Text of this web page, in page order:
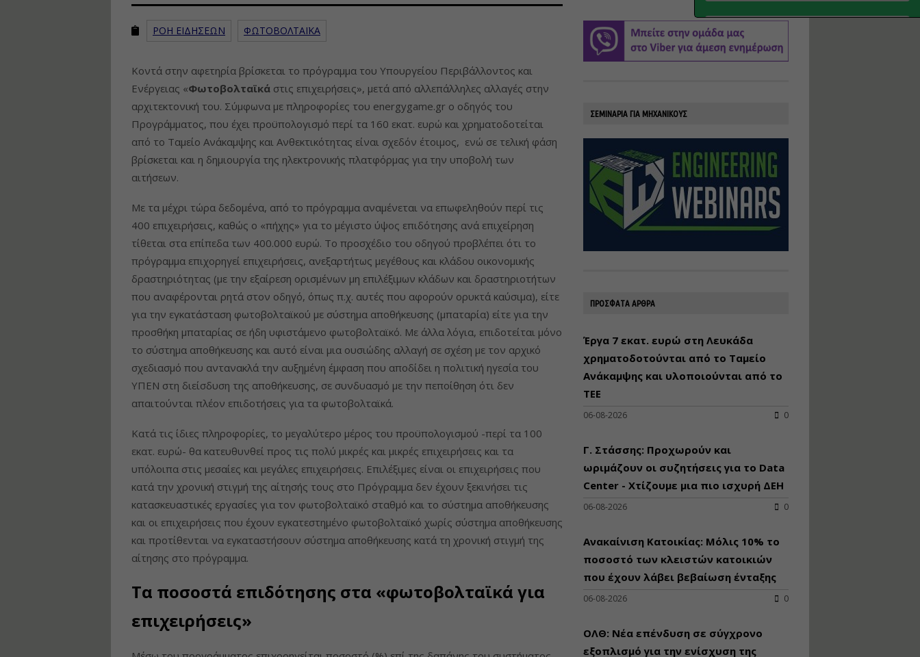
ΡΟΗ ΕΙΔΗΣΕΩΝ ΦΩΤΟΒΟΛΤΑΪΚΑ
Κοντά στην αφετηρία βρίσκεται το πρόγραμμα του Υπουργείου Περιβάλλοντος και
Ενέργειας «Φωτοβολταϊκά στις επιχειρήσεις», μετά από αλλεπάλληλες αλλαγές στην
αρχιτεκτονική του. Σύμφωνα με πληροφορίες του energygame.gr ο οδηγός του
Προγράμματος, που έχει προϋπολογισμό περί τα 160 εκατ. ευρώ και χρηματοδοτείται
από το Ταμείο Ανάκαμψης και Ανθεκτικότητας είναι σχεδόν έτοιμος, ενώ σε τελική φάση
βρίσκεται και η δημιουργία της ηλεκτρονικής πλατφόρμας για την υποβολή των
αιτήσεων.
Με τα μέχρι τώρα δεδομένα, από το πρόγραμμα αναμένεται να επωφεληθούν περί τις
400 επιχειρήσεις, καθώς ο «πήχης» για το μέγιστο ύψος επιδότησης ανά επιχείρηση
τίθεται στα επίπεδα των 400.000 ευρώ. Το προσχέδιο του οδηγού προβλέπει ότι το
πρόγραμμα επιχορηγεί επιχειρήσεις, ανεξαρτήτως μεγέθους και κλάδου οικονομικής
δραστηριότητας (με την εξαίρεση ορισμένων μη επιλέξιμων κλάδων και δραστηριοτήτων
που αναφέρονται ρητά στον οδηγό, όπως π.χ. αυτές που αφορούν ορυκτά καύσιμα), είτε
για την εγκατάσταση φωτοβολταϊκού με σύστημα αποθήκευσης (μπαταρία) είτε για την
προσθήκη μπαταρίας σε ήδη υφιστάμενο φωτοβολταϊκό. Με άλλα λόγια, επιδοτείται μόνο
το σύστημα αποθήκευσης και αυτό είναι μια ουσιώδης αλλαγή σε σχέση με τον αρχικό
σχεδιασμό που αντανακλά την αυξημένη έμφαση που αποδίδει η πολιτική ηγεσία του
ΥΠΕΝ στη διείσδυση της αποθήκευσης, σε συνδυασμό με την πεποίθηση ότι δεν
απαιτούνται πλέον επιδοτήσεις για τα φωτοβολταϊκά.
Κατά τις ίδιες πληροφορίες, το μεγαλύτερο μέρος του προϋπολογισμού -περί τα 100
εκατ. ευρώ- θα κατευθυνθεί προς τις πολύ μικρές και μικρές επιχειρήσεις και τα
υπόλοιπα στις μεσαίες και μεγάλες επιχειρήσεις. Επιλέξιμες είναι οι επιχειρήσεις που
κατά την χρονική στιγμή της αίτησής τους στο Πρόγραμμα δεν έχουν ξεκινήσει τις
κατασκευαστικές εργασίες για τον φωτοβολταϊκό σταθμό και το σύστημα αποθήκευσης
και οι επιχειρήσεις που έχουν εγκατεστημένο φωτοβολταϊκό χωρίς σύστημα αποθήκευσης
και προτίθενται να εγκαταστήσουν σύστημα αποθήκευσης κατά τη χρονική στιγμή της
αίτησης στο πρόγραμμα.
Τα ποσοστά επιδότησης στα «φωτοβολταϊκά για
επιχειρήσεις»
ΣΕΜΙΝΑΡΙΑ ΓΙΑ ΜΗΧΑΝΙΚΟΥΣ
ΠΡΟΣΦΑΤΑ ΑΡΘΡΑ
Έργα 7 εκατ. ευρώ στη Λευκάδα
χρηματοδοτούνται από το Ταμείο
Ανάκαμψης και υλοποιούνται από το
ΤΕΕ
06-08-2026 0
Γ. Στάσσης: Προχωρούν και
ωριμάζουν οι συζητήσεις για το Data
Center - Χτίζουμε μια πιο ισχυρή ΔΕΗ
06-08-2026 0
Ανακαίνιση Κατοικίας: Μόλις 10% το
ποσοστό των κλειστών κατοικιών
που έχουν λάβει βεβαίωση ένταξης
06-08-2026 0
ΟΛΘ: Νέα επένδυση σε σύγχρονο
εξοπλισμό για την ενίσχυση της
υλοποίηση
φωτοβολταϊκών
Τιμή από: €230.00
Διάρκεια: 16 ώρες
Αρχιτεκτονικός
Σχεδιασμός με το
Rhinoceros
κoλυμβητικής
υδατοδεξαμενής
Χρήστος Ροδόπουλος
Διάρκεια: 14 ώρες
Διαδικασία
αδειοδότησης και
έκδοσης
κατάταξης
Εισηγητές:
Γραμματή Μπακλατσή
Νικόλαος Σαρούκος
Διάρκεια: 8 ώρες